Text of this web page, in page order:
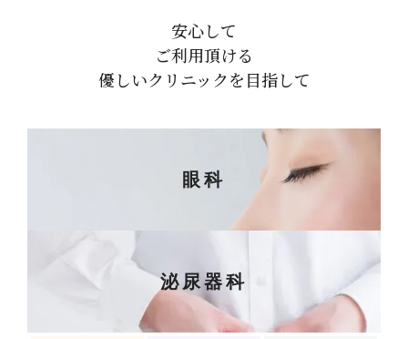
安心して
ご利用頂ける
優しいクリニックを目指して
眼科
泌尿器科